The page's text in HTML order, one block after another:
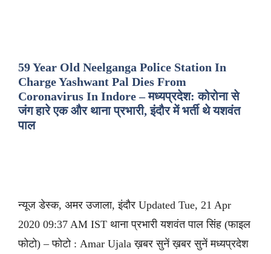
59 Year Old Neelganga Police Station In
Charge Yashwant Pal Dies From
Coronavirus In Indore – मध्यप्रदेश: कोरोना से
जंग हारे एक और थाना प्रभारी, इंदौर में भर्ती थे यशवंत
पाल
न्यूज डेस्क, अमर उजाला, इंदौर Updated Tue, 21 Apr
2020 09:37 AM IST थाना प्रभारी यशवंत पाल सिंह (फाइल
फोटो) – फोटो : Amar Ujala ख़बर सुनें ख़बर सुनें मध्यप्रदेश